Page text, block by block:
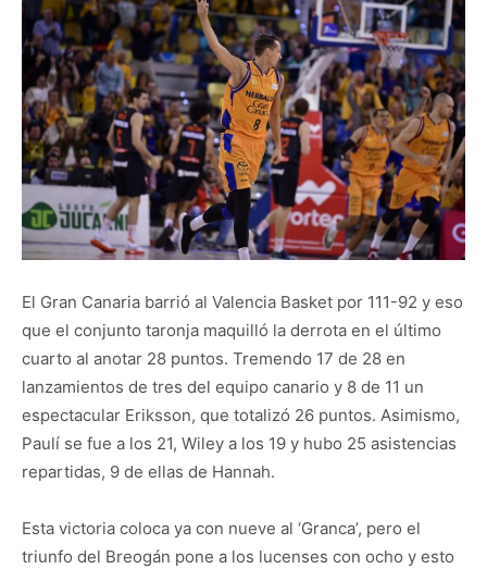
El Gran Canaria barrió al Valencia Basket por 111-92 y eso
que el conjunto taronja maquilló la derrota en el último
cuarto al anotar 28 puntos. Tremendo 17 de 28 en
lanzamientos de tres del equipo canario y 8 de 11 un
espectacular Eriksson, que totalizó 26 puntos. Asimismo,
Paulí se fue a los 21, Wiley a los 19 y hubo 25 asistencias
repartidas, 9 de ellas de Hannah.
Esta victoria coloca ya con nueve al ‘Granca’, pero el
triunfo del Breogán pone a los lucenses con ocho y esto